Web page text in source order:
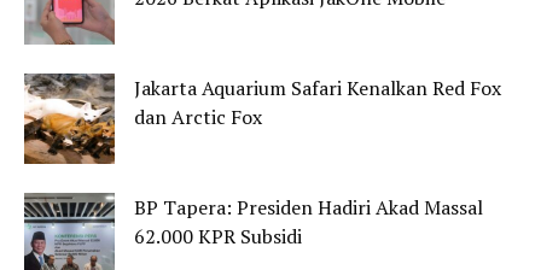
Jakarta Aquarium Safari Kenalkan Red Fox
dan Arctic Fox
BP Tapera: Presiden Hadiri Akad Massal
62.000 KPR Subsidi